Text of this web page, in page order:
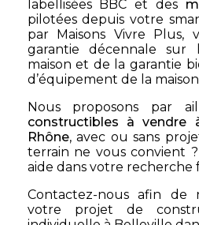
labellisées BBC et des
pilotées depuis votre
par Maisons Vivre Plus,
garantie décennale
maison et de la garantie
d’équipement de la
Nous proposons par
constructibles à vendre
Rhône, avec ou sans
terrain ne vous convient
aide dans votre recherche
Contactez-nous afin
votre projet de